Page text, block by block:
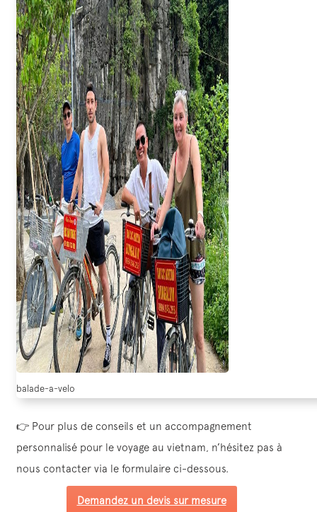
balade-a-velo
👉 Pour plus de conseils et un accompagnement
personnalisé pour le voyage au vietnam, n’hésitez pas à
nous contacter via le formulaire ci-dessous.
Demandez un devis sur mesure